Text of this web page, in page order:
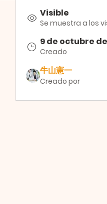
Visible
Se muestra a los
9 de octubre
Creado
牛山憲一
Creado por